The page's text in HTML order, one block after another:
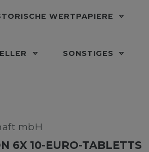
WERTPAPIERE
SONSTIGES
mbH
6X 10-EURO-TABLETTS